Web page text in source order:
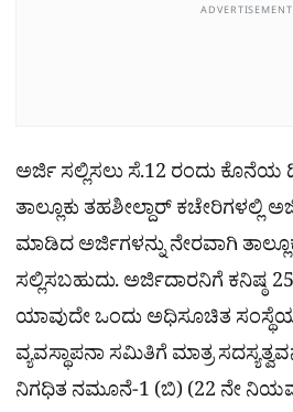
ADVERTISEMENT
ಅರ್ಜಿ ಸಲ್ಲಿಸಲು ಸೆ.12 ರಂದು ಕೊನೆಯ
ತಾಲ್ಲೂಕು ತಹಶೀಲ್ದಾರ್ ಕಚೇರಿಗಳಲ್ಲಿ
ಮಾಡಿದ ಅರ್ಜಿಗಳನ್ನು ನೇರವಾಗಿ
ಸಲ್ಲಿಸಬಹುದು.ಅರ್ಜಿದಾರನಿಗೆ ಕನಿಷ್ಠ
ಯಾವುದೇ ಒಂದು ಅಧಿಸೂಚಿತ
ವ್ಯವಸ್ಥಾಪನಾ ಸಮಿತಿಗೆ ಮಾತ್ರ
ನಿಗಧಿತ ನಮೂನೆ-1 (ಬಿ) (22 ನೇ